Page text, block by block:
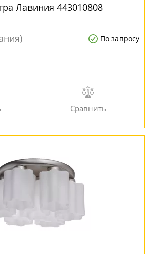
Лавиния 443010808
По запросу